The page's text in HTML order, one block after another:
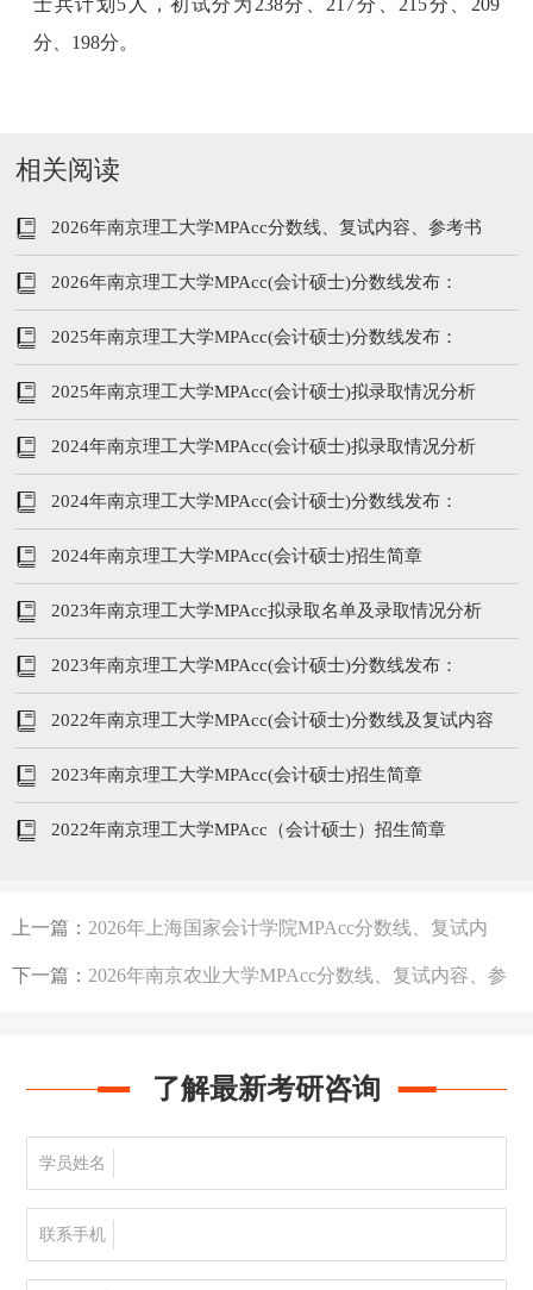
士兵计划5人，初试分为238分、217分、215分、209
分、198分。
相关阅读
2026年南京理工大学MPAcc分数线、复试内容、参考书
2026年南京理工大学MPAcc(会计硕士)分数线发布：
204/102/51
2025年南京理工大学MPAcc(会计硕士)分数线发布：
231/96/48
2025年南京理工大学MPAcc(会计硕士)拟录取情况分析
2024年南京理工大学MPAcc(会计硕士)拟录取情况分析
2024年南京理工大学MPAcc(会计硕士)分数线发布：
226/104/52
2024年南京理工大学MPAcc(会计硕士)招生简章
2023年南京理工大学MPAcc拟录取名单及录取情况分析
2023年南京理工大学MPAcc(会计硕士)分数线发布：
208/102/51
2022年南京理工大学MPAcc(会计硕士)分数线及复试内容
2023年南京理工大学MPAcc(会计硕士)招生简章
2022年南京理工大学MPAcc（会计硕士）招生简章
上一篇： 2026年上海国家会计学院MPAcc分数线、复试内
容、参考书
下一篇： 2026年南京农业大学MPAcc分数线、复试内容、参
了解最新考研咨询
学员姓名
联系手机